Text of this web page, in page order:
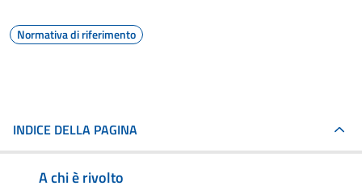
Normativa di riferimento
INDICE DELLA PAGINA
A chi è rivolto